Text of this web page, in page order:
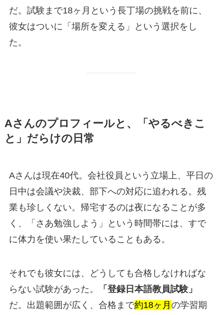
だ。試験まで18ヶ月という長丁場の挑戦を前に、
彼女はついに「場所を変える」という選択をし
た。
Aさんのプロフィールと、「やるべきこ
と」だらけの日常
Aさんは現在40代。会社役員という立場上、平日の
日中は会議や決裁、部下への対応に追われる。残
業も珍しくない。帰宅するのは夜になることが多
く、「さあ勉強しよう」という時間帯には、すで
に体力を使い果たしていることもある。
それでも彼女には、どうしても合格しなければな
らない試験があった。
「登録日本語教員試験」
だ。出題範囲が広く、合格まで約18ヶ月 の学習期